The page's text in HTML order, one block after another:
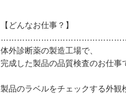
【どんなお仕事？】
体外診断薬の製造工場で、
完成した製品の品質検査のお仕事
製品のラベルをチェックする外観